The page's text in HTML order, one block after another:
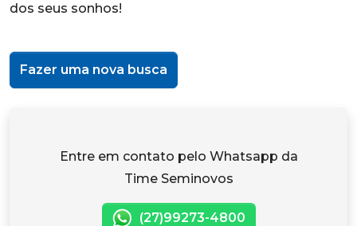
dos seus sonhos!
Fazer uma nova busca
Entre em contato pelo Whatsapp da
Time Seminovos
(27)99273-4800